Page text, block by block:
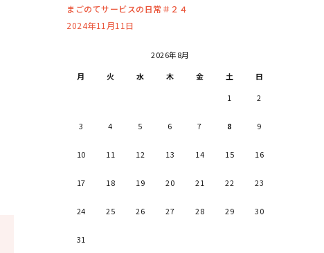
まごのてサービスの日常＃２４
2024年11月11日
2026年8月
月
火 水 木 金 土
日
1
2
3 4 5 6 7 8 9
10 11 12 13 14 15 16
17 18 19 20 21 22 23
24 25 26 27 28 29 30
31